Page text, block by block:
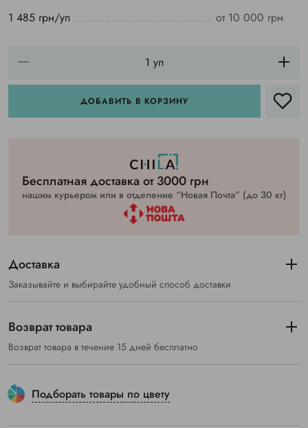
1 485 грн/уп
от 10 000 грн
ДОБАВИТЬ В КОРЗИНУ
Бесплатная доставка от 3000 грн
нашим курьером или в отделение “Новая Почта” (до 30 кг)
Доставка
Заказывайте и выбирайте удобный способ доставки
Возврат товара
Возврат товара в течение 15 дней бесплатно
Подборать товары по цвету